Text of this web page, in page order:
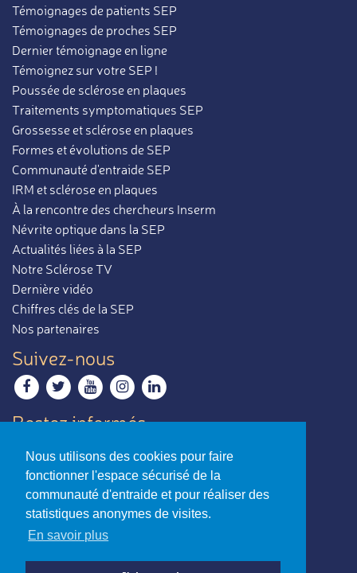
Nous utilisons des cookies pour faire
fonctionner l'espace sécurisé de la
communauté d'entraide et pour réaliser des
statistiques anonymes de visites.
En savoir plus
Témoignages de patients SEP
Témoignages de proches SEP
Dernier témoignage en ligne
Témoignez sur votre SEP !
Poussée de sclérose en plaques
Traitements symptomatiques SEP
Grossesse et sclérose en plaques
Formes et évolutions de SEP
Communauté d'entraide SEP
IRM et sclérose en plaques
À la rencontre des chercheurs Inserm
Névrite optique dans la SEP
Actualités liées à la SEP
Notre Sclérose TV
Dernière vidéo
Chiffres clés de la SEP
Nos partenaires
Suivez-nous
Restez informés
Contactez-nous
Envoyer un e-mail
La sclérose en plaques,
par ceux qui en parlent le mieux.